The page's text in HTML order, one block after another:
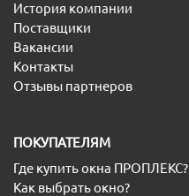
История компании
Поставщики
Вакансии
Контакты
Отзывы партнеров
ПОКУПАТЕЛЯМ
Где купить окна ПРОПЛЕКС?
Как выбрать окно?